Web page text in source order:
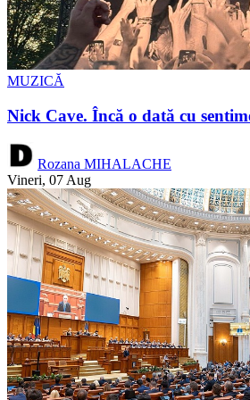
MUZICĂ
Nick Cave. Încă o dată cu
Rozana MIHALACHE
Vineri, 07 Aug